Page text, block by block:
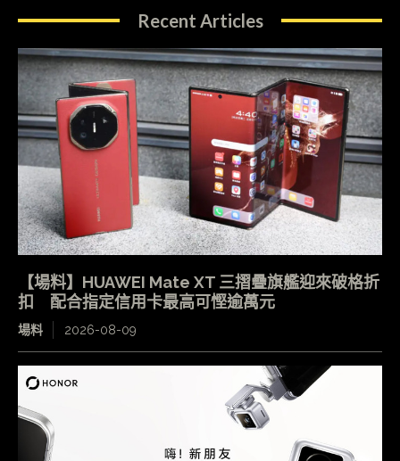
Recent Articles
【場料】HUAWEI Mate XT 三摺疊旗艦迎來破格折
扣 配合指定信用卡最高可慳逾萬元
場料 2026-08-09